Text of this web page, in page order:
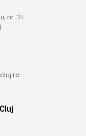
nr. 21